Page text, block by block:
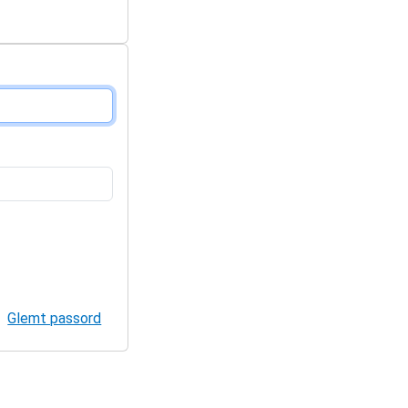
Glemt passord